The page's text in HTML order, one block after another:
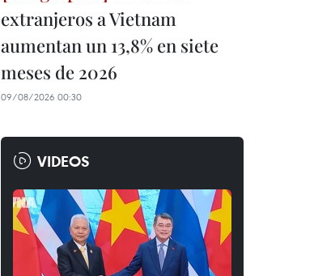
extranjeros a Vietnam
aumentan un 13,8% en siete
meses de 2026
09/08/2026 00:30
VIDEOS